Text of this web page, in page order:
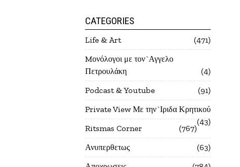
CATEGORIES
Life & Art
471
Mονόλογοι με τον`Αγγελο
Πετρουλάκη
4
Podcast & Youtube
91
Private View Με την`Ιριδα Κρητικού
43
Ritsmas Corner
767
Ανυπερθετως
63